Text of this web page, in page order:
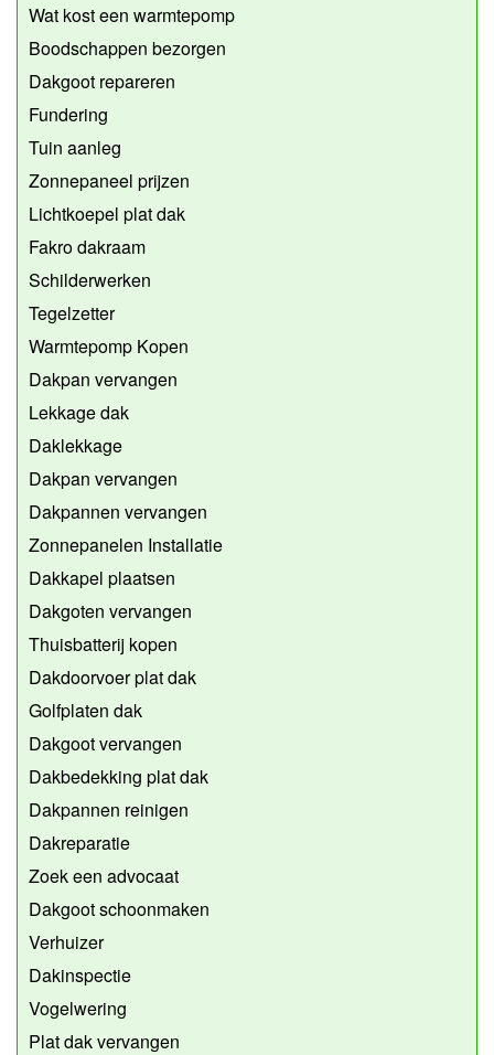
Wat kost een warmtepomp
Boodschappen bezorgen
Dakgoot repareren
Fundering
Tuin aanleg
Zonnepaneel prijzen
Lichtkoepel plat dak
Fakro dakraam
Schilderwerken
Tegelzetter
Warmtepomp Kopen
Dakpan vervangen
Lekkage dak
Daklekkage
Dakpan vervangen
Dakpannen vervangen
Zonnepanelen Installatie
Dakkapel plaatsen
Dakgoten vervangen
Thuisbatterij kopen
Dakdoorvoer plat dak
Golfplaten dak
Dakgoot vervangen
Dakbedekking plat dak
Dakpannen reinigen
Dakreparatie
Zoek een advocaat
Dakgoot schoonmaken
Verhuizer
Dakinspectie
Vogelwering
Plat dak vervangen